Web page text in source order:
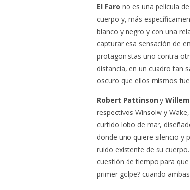
El Faro no es una película
cuerpo y, más
blanco y negro y con una
capturar esa sensación de
protagonistas uno contra
distancia, en un cuadro tan
oscuro que ellos mismos
Robert Pattinson y
respectivos Winsolw y
curtido lobo de mar,
donde uno quiere silencio y
ruido existente de su
cuestión de tiempo para
primer golpe? cuando